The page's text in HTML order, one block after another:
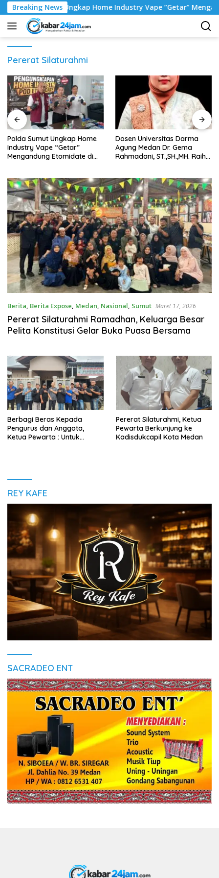
Langsung
ke
konten
Breaking News
Sumut Ungkap Home Industry Vape “Getar” Mengandung
Pererat Silaturahmi
‎Polda Sumut Ungkap Home
Industry Vape “Getar”
Mengandung Etomidate di
Dosen Universitas Darma
Agung Medan Dr. Gema
Rahmadani, ST.,SH.,MH. Raih
Berita, Berita Expose, Medan, Nasional, Sumut Maret 17, 2026
Pererat Silaturahmi Ramadhan, Keluarga Besar
Pelita Konstitusi Gelar Buka Puasa Bersama
Berbagi Beras Kepada
Pengurus dan Anggota,
Ketua Pewarta : Untuk
Pererat Silaturahmi, Ketua
Pewarta Berkunjung ke
Kadisdukcapil Kota Medan
REY KAFE
SACRADEO ENT